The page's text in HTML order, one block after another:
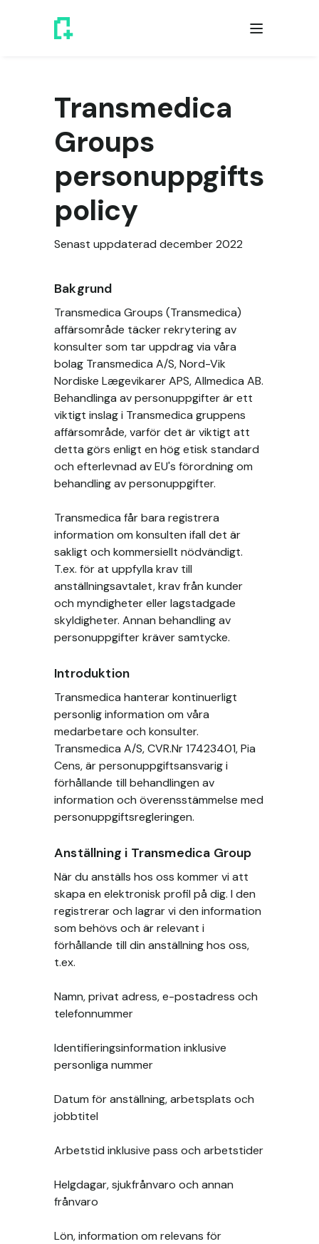
Transmedica
Groups
personuppgifts
policy
Senast uppdaterad december 2022
Bakgrund
Transmedica Groups (Transmedica)
affärsområde täcker rekrytering av
konsulter som tar uppdrag via våra
bolag Transmedica A/S, Nord-Vik
Nordiske Lægevikarer APS, Allmedica AB.
Behandlinga av personuppgifter är ett
viktigt inslag i Transmedica gruppens
affärsområde, varför det är viktigt att
detta görs enligt en hög etisk standard
och efterlevnad av EU's förordning om
behandling av personuppgifter.
Transmedica får bara registrera
information om konsulten ifall det är
sakligt och kommersiellt nödvändigt.
T.ex. för at uppfylla krav till
anställningsavtalet, krav från kunder
och myndigheter eller lagstadgade
skyldigheter. Annan behandling av
personuppgifter kräver samtycke.
Introduktion
Transmedica hanterar kontinuerligt
personlig information om våra
medarbetare och konsulter.
Transmedica A/S, CVR.Nr 17423401, Pia
Cens, är personuppgiftsansvarig i
förhållande till behandlingen av
information och överensstämmelse med
personuppgiftsregleringen.
Anställning i Transmedica Group
När du anställs hos oss kommer vi att
skapa en elektronisk profil på dig. I den
registrerar och lagrar vi den information
som behövs och är relevant i
förhållande till din anställning hos oss,
t.ex.
Namn, privat adress, e-postadress och
telefonnummer
Identifieringsinformation inklusive
personliga nummer
Datum för anställning, arbetsplats och
jobbtitel
Arbetstid inklusive pass och arbetstider
Helgdagar, sjukfrånvaro och annan
frånvaro
Lön, information om relevans för